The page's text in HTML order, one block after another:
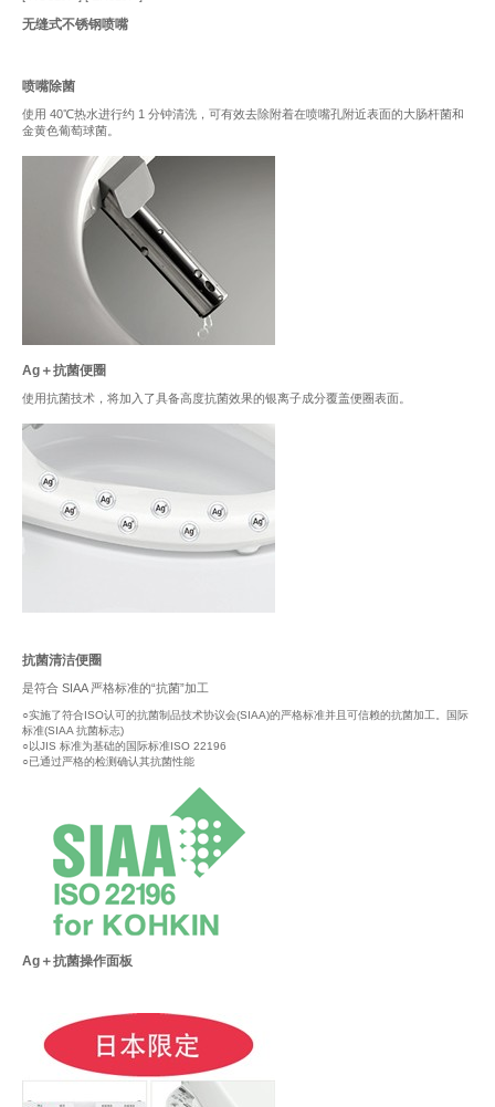
无缝式不锈钢喷嘴
喷嘴除菌
使用 40℃热水进行约 1 分钟清洗，可有效去除附着在喷嘴孔附近表面的大肠杆菌和
金黄色葡萄球菌。
Ag＋抗菌便圈
使用抗菌技术，将加入了具备高度抗菌效果的银离子成分覆盖便圈表面。
抗菌清洁便圈
是符合 SIAA 严格标准的“抗菌”加工
○实施了符合ISO认可的抗菌制品技术协议会(SIAA)的严格标准并且可信赖的抗菌加工。国际
标准(SIAA 抗菌标志)
○以JIS 标准为基础的国际标准ISO 22196
○已通过严格的检测确认其抗菌性能
Ag＋抗菌操作面板